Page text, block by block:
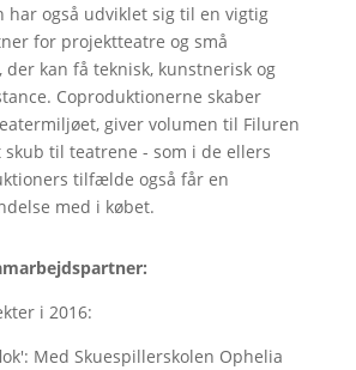
har også udviklet sig til en vigtig
for projektteatre og små
der kan få teknisk, kunstnerisk og
Coproduktionerne skaber
giver volumen til Filuren
til teatrene - som i de ellers
tilfælde også får en
med i købet.
i 2016:
Med Skuespillerskolen Ophelia